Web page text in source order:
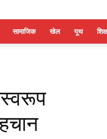
सामाजिक खेल यूथ